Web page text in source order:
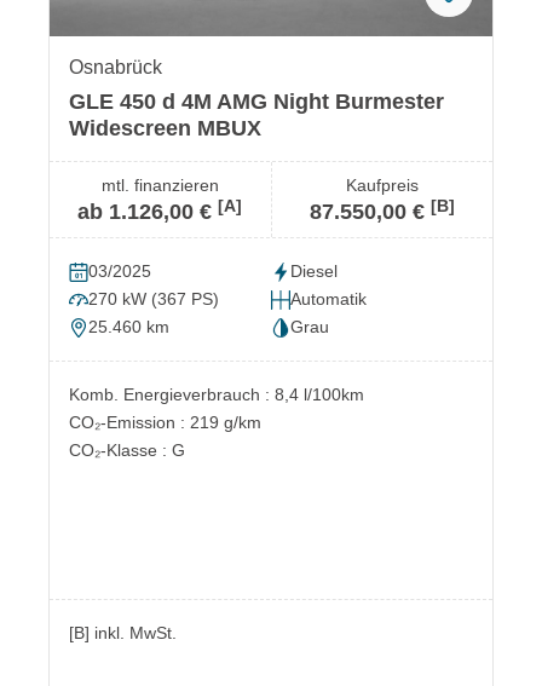
Osnabrück
GLE 450 d 4M AMG Night Burmester
Widescreen MBUX
mtl. finanzieren
ab 1.126,00 €[A]
Kaufpreis
87.550,00 € [B]
03/2025
Diesel
270 kW (367 PS)
Automatik
25.460 km
Grau
Komb. Energieverbrauch : 8,4 l/100km
CO₂-Emission : 219 g/km
CO₂-Klasse : G
[B] inkl. MwSt.